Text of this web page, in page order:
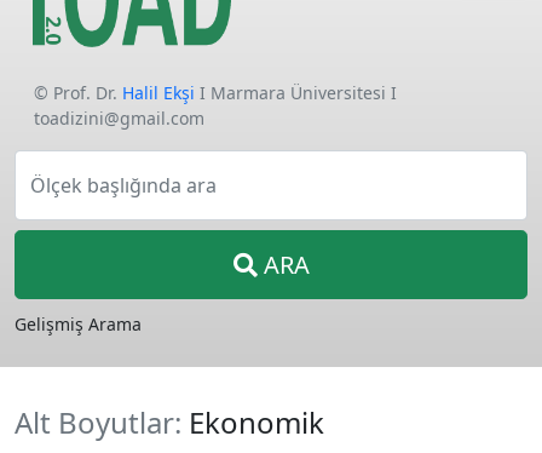
© Prof. Dr. Halil Ekşi I Marmara Üniversitesi I
toadizini@gmail.com
Ölçek başlığında ara
ARA
Gelişmiş Arama
Alt Boyutlar: Ekonomik